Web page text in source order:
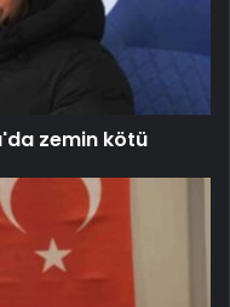
zemin kötü